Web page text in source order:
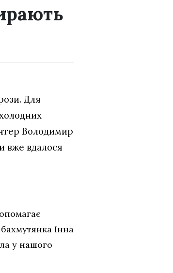
Для
Володимир
вже вдалося
Інна
у нашого